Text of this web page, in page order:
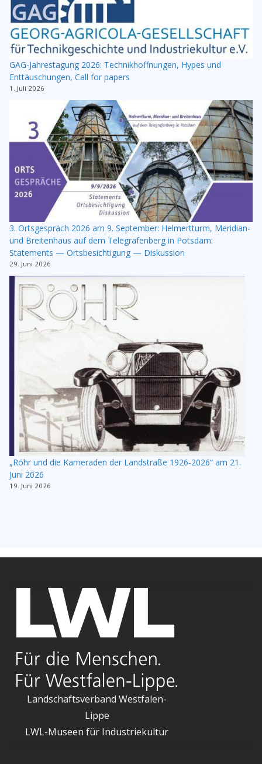
GAG-Jahrestagung 2026: Technikhoffnungen, Hypes und
Enttäuschungen, Call for papers
1. Juli 2026
3. Ortsgespräch 2026 am 9. September: Helmertturm, Meridian-
und Breitenhaus auf dem Telegrafenberg in Potsdam:
Statements — Ortsbesichtigung — Diskussion
29. Juni 2026
„Röhr und die Kameraden der Landstraße 1926-2026“ am 21.
Juni 2026
19. Juni 2026
Landschaftsverband Westfalen-
Lippe
LWL-Museen für Industriekultur